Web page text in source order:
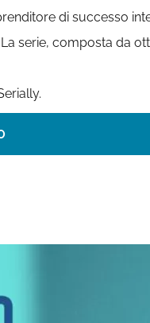
di successo
serie, composta da